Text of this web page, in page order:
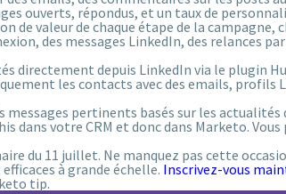
ouverts, répondus, et un taux de
de valeur de chaque étape de la
des messages LinkedIn, des relances
directement depuis LinkedIn via le plugin
les contacts avec des emails, profils
messages pertinents basés sur les
dans votre CRM et donc dans Marketo.
du 11 juillet. Ne manquez pas cette
à grande échelle. Inscrivez-vous
tip.